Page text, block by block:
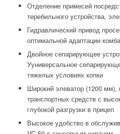
Отделение примесей
теребильного устройства,
Гидравлический привод
оптимальной адаптации
Двойное сепарирующее
Ууниверсальное
тяжелых условиях копки
Широкий элеватор (1200
транспортных средств с
глубокой разгрузки в прицеп
Высокое удобство в